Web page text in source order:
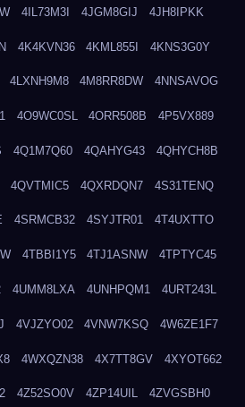
4IL73M3I 4JGM8GIJ 4JH8IPKK
4K4KVN36 4KML855I 4KNS3G0Y
4LXNH9M8 4M8RR8DW 4NNSAVOG
4O9WC0SL 4ORR508B 4P5VX889
4Q1M7Q60 4QAHYG43 4QHYCH8B
4QVTMIC5 4QXRDQN7 4S31TENQ
4SRMCB32 4SYJTR01 4T4UXTTO
4TBBI1Y5 4TJ1ASNW 4TPTYC45
4UMM8LXA 4UNHPQM1 4URT243L
4VJZYO02 4VNW7KSQ 4W6ZE1F7
4WXQZN38 4X7TT8GV 4XYOT662
4Z52SO0V 4ZP14UIL 4ZVGSBH0